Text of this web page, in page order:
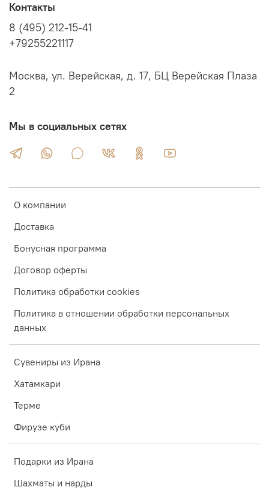
О компании
Доставка
Бонусная программа
Договор оферты
Политика обработки cookies
Политика в отношении обработки персональных
данных
Сувениры из Ирана
Хатамкари
Терме
Фирузе куби
Подарки из Ирана
Шахматы и нарды
Контакты
8 (495) 212-15-41
+79255221117
Москва, ул. Верейская, д. 17, БЦ Верейская Плаза
2
Мы в социальных сетях